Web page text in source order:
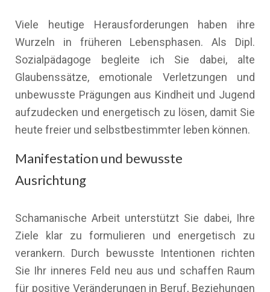
Viele heutige Herausforderungen haben ihre
Wurzeln in früheren Lebensphasen. Als Dipl.
Sozialpädagoge begleite ich Sie dabei, alte
Glaubenssätze, emotionale Verletzungen und
unbewusste Prägungen aus Kindheit und Jugend
aufzudecken und energetisch zu lösen, damit Sie
heute freier und selbstbestimmter leben können.
Manifestation und bewusste
Ausrichtung
Schamanische Arbeit unterstützt Sie dabei, Ihre
Ziele klar zu formulieren und energetisch zu
verankern. Durch bewusste Intentionen richten
Sie Ihr inneres Feld neu aus und schaffen Raum
für positive Veränderungen in Beruf, Beziehungen